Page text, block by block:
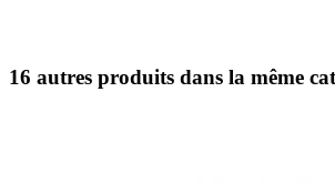
16 autres produits dans la même